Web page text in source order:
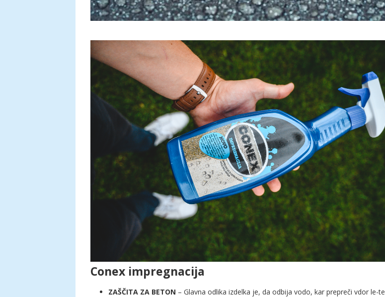
Conex impregnacija
ZAŠČITA ZA BETON – Glavna odlika izdelka je, da odbija vodo, kar prepreči vdor le-te